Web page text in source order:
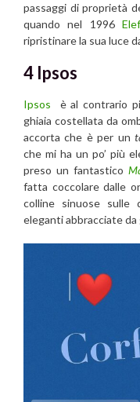
passaggi di proprietà
quando nel 1996
ripristinare la sua luce
4 Ipsos
Ipsos
è al contrario
ghiaia costellata da
accorta che è per un
che mi ha un po’ più
preso un fantastico
fatta coccolare dalle
colline sinuose sulle
eleganti abbracciate